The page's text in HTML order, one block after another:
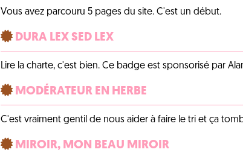
Vous avez parcouru 5 pages du site. C'est un début.
DURA LEX SED LEX
Lire la charte, c'est bien. Ce badge est sponsorisé par
MODÉRATEUR EN HERBE
C'est vraiment gentil de nous aider à faire le tri et ça
MIROIR, MON BEAU MIROIR